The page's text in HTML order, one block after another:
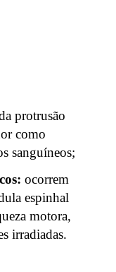
protrusão
como
sanguíneos;
ocorrem
espinhal
motora,
irradiadas.